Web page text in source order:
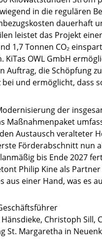
in die regulären
dauerhaft
leistet das Projekt
1,7 Tonnen CO₂
KiTas OWL GmbH
Auftrag, die Schöpfung
und ermöglicht, dass
der
Maßnahmenpaket
Austausch veralteter
Förderabschnitt nun
bis Ende 2027
Philip Kine als
aus einer Hand, was es
Christoph Sill,
St. Margaretha in